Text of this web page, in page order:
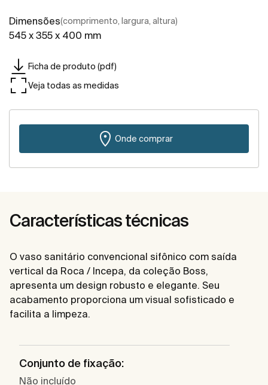
Dimensões(comprimento, largura, altura)
545 x 355 x 400 mm
Ficha de produto (pdf)
Veja todas as medidas
Onde comprar
Características técnicas
O vaso sanitário convencional sifônico com saída
vertical da Roca / Incepa, da coleção Boss,
apresenta um design robusto e elegante. Seu
acabamento proporciona um visual sofisticado e
facilita a limpeza.
Conjunto de fixação:
Não incluído